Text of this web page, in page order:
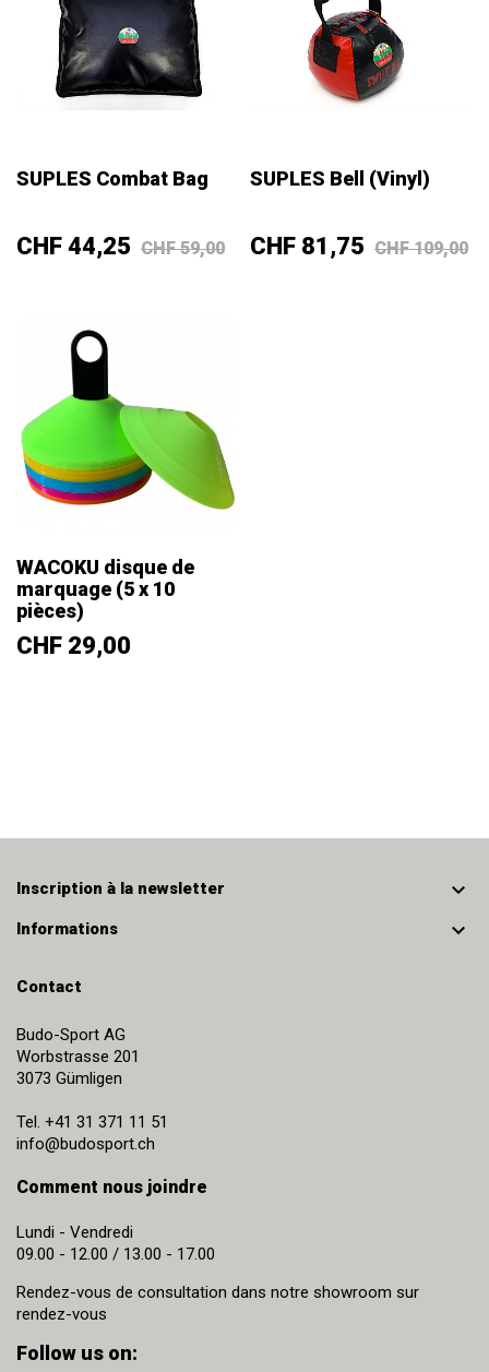
SUPLES Combat Bag
Prix
CHF 44,25 Prix
CHF 59,00
SUPLES Bell (Vinyl)
Prix
CHF 81,75 Prix
CHF 109,00
WACOKU disque de
marquage (5 x 10
pièces)
Prix
CHF 29,00
Inscription à la newsletter 
Informations 
Contact
Budo-Sport AG
Worbstrasse 201
3073 Gümligen
Tel. +41 31 371 11 51
info@budosport.ch
Comment nous joindre
Lundi - Vendredi
09.00 - 12.00 / 13.00 - 17.00
Rendez-vous de consultation dans notre showroom sur
rendez-vous
Follow us on: